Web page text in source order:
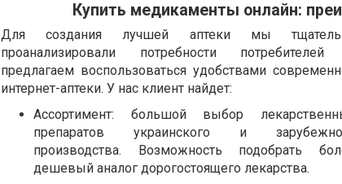
Купить медикаменты онлайн:
Для создания лучшей аптеки мы
проанализировали потребности
предлагаем воспользоваться удобствами
интернет-аптеки. У нас клиент найдет:
Ассортимент: большой выбор
препаратов украинского и
производства. Возможность подобрать
дешевый аналог дорогостоящего лекарства.